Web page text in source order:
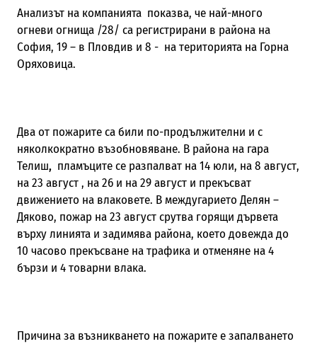
Анализът на компанията показва, че най-много
огневи огнища /28/ са регистрирани в района на
София, 19 – в Пловдив и 8 - на територията на Горна
Оряховица.
Два от пожарите са били по-продължителни и с
няколкократно възобновяване. В района на гара
Телиш, пламъците се разпалват на 14 юли, на 8 август,
на 23 август , на 26 и на 29 август и прекъсват
движението на влаковете. В междугарието Делян –
Дяково, пожар на 23 август срутва горящи дървета
върху линията и задимява района, което довежда до
10 часово прекъсване на трафика и отменяне на 4
бързи и 4 товарни влака.
Причина за възникването на пожарите е запалването